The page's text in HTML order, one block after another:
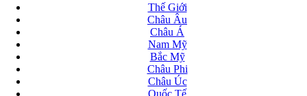
Thế Giới
Châu Âu
Châu Á
Nam Mỹ
Bắc Mỹ
Châu Phi
Châu Úc
Quốc Tế